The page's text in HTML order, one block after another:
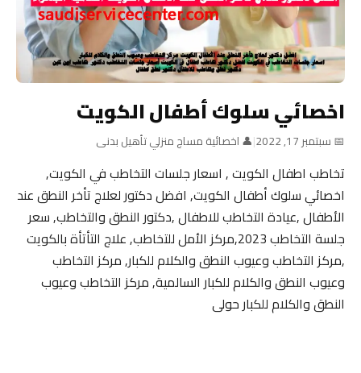
اخصائي سلوك أطفال الكويت
📅 سبتمبر 17, 2022 |👤 اخصائية مساج منزلي تأهيل بدنى
تخاطب اطفال الكويت , اسعار جلسات التخاطب في الكويت,
اخصائي سلوك أطفال الكويت, افضل دكتور لعلاج تأخر النطق عند
الأطفال ,عيادة التخاطب للاطفال ,دكتور النطق والتخاطب, سعر
جلسة التخاطب 2023,مركز الأمل للتخاطب, علاج التأتأة بالكويت
,مركز التخاطب وعيوب النطق والكلام للكبار, مركز التخاطب
وعيوب النطق والكلام للكبار السالمية, مركز التخاطب وعيوب
النطق والكلام للكبار حولى